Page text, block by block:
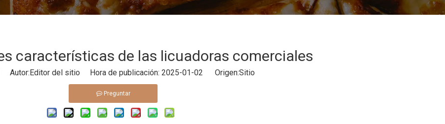
características de las licuadoras comerciales
Autor:Editor del sitio Hora de publicación: 2025-01-02 Origen:Sitio
Preguntar